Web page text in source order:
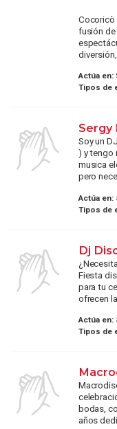
Cocoricò
fusión de
Actúa en:
Tipos de
Sergy
Soy un
) y tengo
musica
pero
Actúa en:
Tipos de
Dj
Fiesta
para tu
ofrecen
Actúa en:
Tipos de
bodas,
años